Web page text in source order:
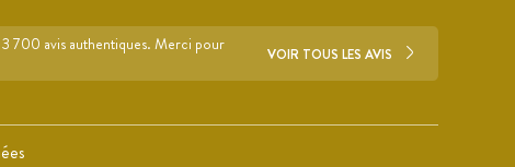
700 avis authentiques. Merci pour
VOIR TOUS LES AVIS